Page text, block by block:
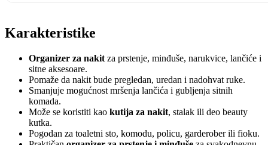
Karakteristike
Organizer za nakit za prstenje, minđuše, narukvice, lančiće i
sitne aksesoare.
Pomaže da nakit bude pregledan, uredan i nadohvat ruke.
Smanjuje mogućnost mršenja lančića i gubljenja sitnih
komada.
Može se koristiti kao kutija za nakit, stalak ili deo beauty
kutka.
Pogodan za toaletni sto, komodu, policu, garderober ili fioku.